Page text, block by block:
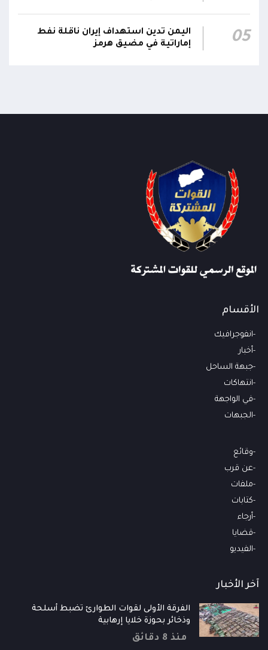
05
اليمن تدين استهداف إيران ناقلة نفط
إماراتية في مضيق هرمز
الأقسام
انفوجرافيك
أخبار
جبهة الساحل
انتهاكات
في الواجهة
الجبهات
وقائع
عن قرب
ملفات
كتابات
أرجاء
قضايا
الفيديو
آخر الأخبار
الفرقة الأولى لقوات الطوارئ تضبط أسلحة
وذخائر بحوزة خلايا إرهابية
منذ 8 دقائق